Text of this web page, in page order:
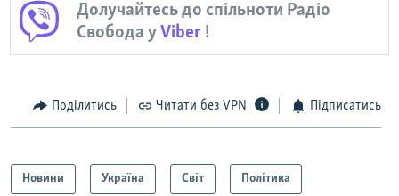
Долучайтесь до спільноти Радіо
Свобода уViber !
Поділитись Читати без VPN Підписатись
Новини Україна Світ Політика